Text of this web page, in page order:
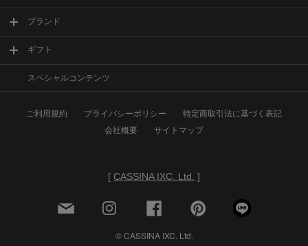
ブランド
ギフト
スペシャルコンテンツ
ご利用規約 プライバシーポリシー
特定商取引法に基づく表記
会社概要
サイトマップ
[ CASSINA IXC. Ltd. ]
© CASSINA IXC. Ltd.